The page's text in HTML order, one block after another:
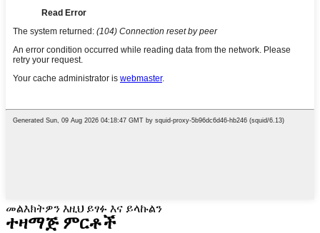
መልእክትዎን እዚህ ይፃፉ እና ይላኩልን
ተዛማጅ ምርቶች